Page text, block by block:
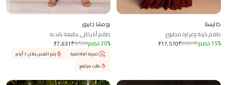
كاليستا
طقم كرتة وغرارة مطبوع
₹17,570₹20,670 15% خصم
بومشا جايبور
طقم أناركالي بطبعة بانديه
₹7,631₹9,539 20% خصم
تجربة افتراضية
يتم الشحن خلال 7 أيام
طلب مرتفع